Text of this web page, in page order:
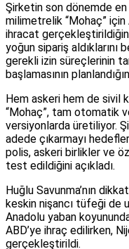
Şirketin son dönemde
milimetrelik “Mohaç” için
ihracat
yoğun sipariş aldıklarını
gerekli izin süreçlerinin
başlamasının
Hem askeri hem de sivil
“Mohaç”, tam otomatik
versiyonlarda üretiliyor.
adede çıkarmayı
polis, askeri birlikler ve
test edildiğini açıkladı.
Huğlu Savunma’nın
keskin nişancı tüfeği de
Anadolu yaban
ABD’ye ihraç edilirken,
gerçekleştirildi.